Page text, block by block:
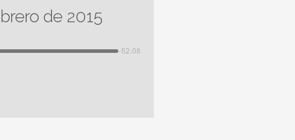
de 2015
-52:08